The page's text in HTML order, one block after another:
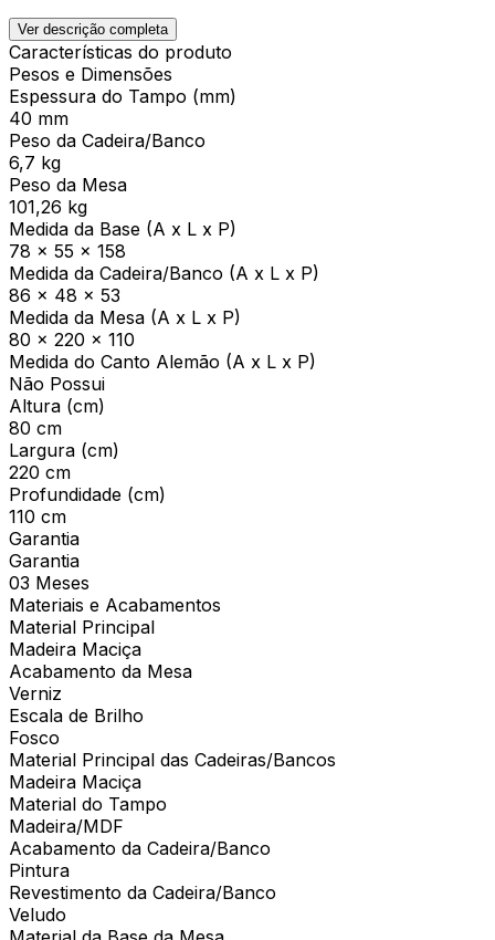
Ver descrição completa
Características do produto
Pesos e Dimensões
Espessura do Tampo (mm)
40 mm
Peso da Cadeira/Banco
6,7 kg
Peso da Mesa
101,26 kg
Medida da Base (A x L x P)
78 x 55 x 158
Medida da Cadeira/Banco (A x L x P)
86 x 48 x 53
Medida da Mesa (A x L x P)
80 x 220 x 110
Medida do Canto Alemão (A x L x P)
Não Possui
Altura (cm)
80 cm
Largura (cm)
220 cm
Profundidade (cm)
110 cm
Garantia
Garantia
03 Meses
Materiais e Acabamentos
Material Principal
Madeira Maciça
Acabamento da Mesa
Verniz
Escala de Brilho
Fosco
Material Principal das Cadeiras/Bancos
Madeira Maciça
Material do Tampo
Madeira/MDF
Acabamento da Cadeira/Banco
Pintura
Revestimento da Cadeira/Banco
Veludo